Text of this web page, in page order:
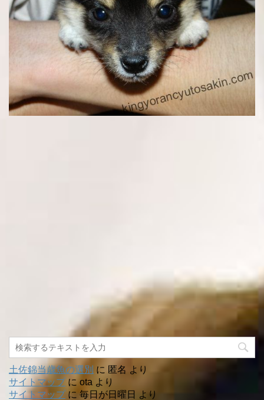
土佐錦当歳魚の選別 に 匿名 より
サイトマップに ota より
サイトマップに毎日が日曜日 より